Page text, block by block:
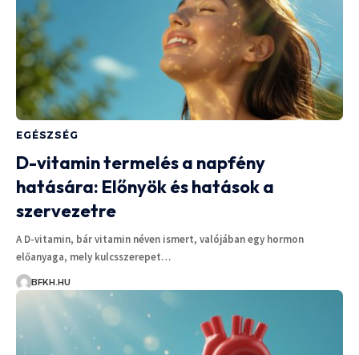
EGÉSZSÉG
D-vitamin termelés a napfény
hatására: Előnyök és hatások a
szervezetre
A D-vitamin, bár vitamin néven ismert, valójában egy hormon
előanyaga, mely kulcsszerepet…
BFKH.HU